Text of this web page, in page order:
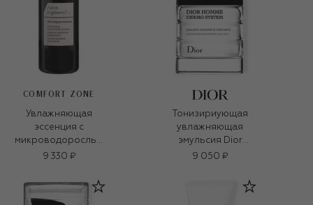
COMFORT ZONE
Увлажняющая
эссенция с
микроводорослью
Skin regimen (100ml)
9 330 ₽
Тонизириующая
увлажняющая
эмульсия Dior
Homme Dermo
9 050 ₽